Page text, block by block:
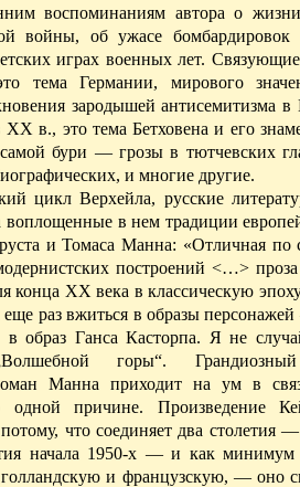
воспоминаниям автора о
войны, об ужасе
играх военных лет.
тема Германии, мирового
зародышей антисемитизма
ХХ в., это тема Бетховена и его
бури — грозы в тютчевских
и многие другие.
циклВерхейла, русские
в нем традиции
и Томаса Манна: «Отличная по
построений <…>
конца ХХ века в классическую
еще раз вжиться в образы
в образ Ганса Касторпа. Я не
горы“.
Манна приходит на ум в
причине. Произведение
что соединяет два столетия
начала 1950-х — и как минимум
и французскую, — оно